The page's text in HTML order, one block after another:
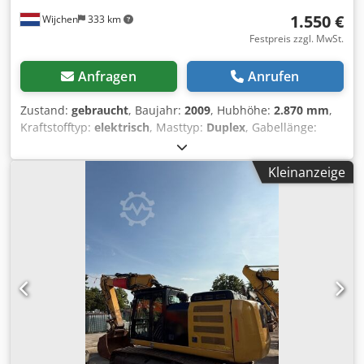
Wijchen 333 km 1.550 €
Festpreis zzgl. MwSt.
Anfragen Anrufen
Zustand: gebraucht, Baujahr: 2009, Hubhöhe: 2.870 mm,
Kraftstofftyp: elektrisch, Masttyp: Duplex, Gabellänge:
1.950 mm
mm, Gesamtbreite:850 mm, Farbe:Schwarz, Leergewicht:
1.270 kg Hubkapazität: 1.200 kg - Baujahr: 2009 -
Dokumentation verfügbar: Ja Chsdpfx Ajzrmglem Usa - └
Typ Dokumentation: Benutzerhandbuch - CE-
Kennzeichnung vorhanden: Ja - CE-Zertifikat vorhanden:
Nein - Seriennummer: 7XL00043 - Typ: Stehender Stapler -
Hubkraft: 1200kg - Hubhöhe: 2870mm - Durchfahrtshöhe:
1950mm - Gabelzinkenlänge: 1140mm - Gabelbreite:
560mm - Mast: Duplex - Antrieb: Elektrisch -
Batterieinformationen: - └ Marke/Typ: PZS 345 - └ Baujahr
der Batterie: 2009 - └ Kapazität: 345Ah - └
Batteriespannung: 24V - └ Troglänge [mm]: 790 - └
Kleinanzeige